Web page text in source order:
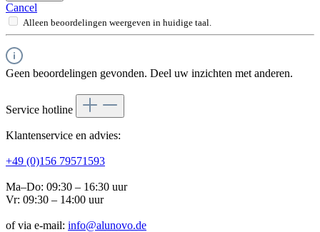
Cancel
Alleen beoordelingen weergeven in huidige taal.
Geen beoordelingen gevonden. Deel uw inzichten met anderen.
Service hotline
Klantenservice en advies:
+49 (0)156 79571593
Ma–Do: 09:30 – 16:30 uur
Vr: 09:30 – 14:00 uur
of via e-mail: info@alunovo.de